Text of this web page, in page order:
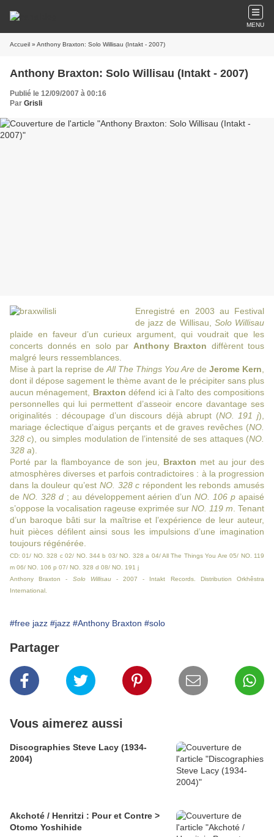
MENU
Accueil » Anthony Braxton: Solo Willisau (Intakt - 2007)
Anthony Braxton: Solo Willisau (Intakt - 2007)
Publié le 12/09/2007 à 00:16
Par Grisli
Enregistré en 2003 au Festival
de jazz de Willisau, Solo Willisau
plaide en faveur d’un curieux argument, qui voudrait que les
concerts donnés en solo par Anthony Braxton diffèrent tous
malgré leurs ressemblances.
Mise à part la reprise de All The Things You Are de Jerome Kern
dont il dépose sagement le thème avant de le précipiter sans plus
aucun ménagement, Braxton défend ici à l’alto des compositions
personnelles qui lui permettent d’asseoir encore davantage ses
originalités : découpage d’un discours déjà abrupt (NO. 191 j),
mariage éclectique d’aigus perçants et de graves revêches (NO.
328 c), ou simples modulation de l’intensité de ses attaques (NO.
328 a).
Porté par la flamboyance de son jeu, Braxton met au jour des
atmosphères diverses et parfois contradictoires : à la progression
dans la douleur qu’est NO. 328 c répondent les rebonds amusés
de NO. 328 d ; au développement aérien d’unNO. 106 p apaisé
s’oppose la vocalisation rageuse exprimée sur NO. 119 m . Tenant
d’un baroque bâti sur la maîtrise et l’expérience de leur auteur,
huit pièces défilent ainsi sous les impulsions d’une imagination
toujours régénérée.
CD: 01/ NO. 328 c 02/ NO. 344 b 03/ NO. 328 a 04/ All The Things You Are 05/ NO. 119
m 06/ NO. 106 p 07/ NO. 328 d 08/ NO. 191 j
Anthony Braxton - Solo Willisau- 2007 - Intakt Records. Distribution Orkhêstra
International.
#free jazz #jazz #Anthony Braxton #solo
Partager
Vous aimerez aussi
Discographies Steve Lacy (1934-
2004)
Akchoté / Henritzi : Pour et Contre >
Otomo Yoshihide